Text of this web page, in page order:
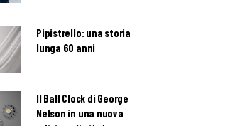
Pipistrello: una storia
lunga 60 anni
Il Ball Clock di George
Nelson in una nuova